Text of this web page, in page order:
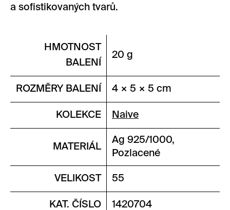
a sofistikovaných tvarů.
HMOTNOST
BALENÍ
20 g
ROZMĚRY BALENÍ 4 × 5 × 5 cm
KOLEKCE Naive
MATERIÁL
Ag 925/1000,
Pozlacené
VELIKOST 55
KAT. ČÍSLO 1420704